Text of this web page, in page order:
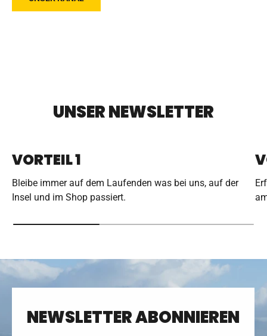
UNSER NEWSLETTER
VORTEIL 1
Bleibe immer auf dem Laufenden was bei uns, auf der
Insel und im Shop passiert.
NEWSLETTER ABONNIEREN